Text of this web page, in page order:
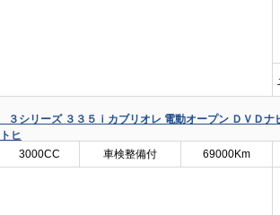
３シリーズ ３３５ｉカブリオレ 電動オープン ＤＶＤナ
ヒ
3000CC 車検整備付 69000Km